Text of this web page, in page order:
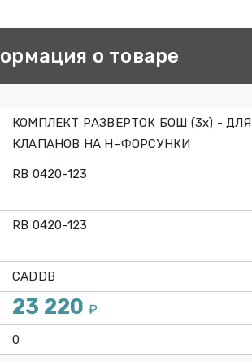
о товаре
КОМПЛЕКТ РАЗВЕРТОК БОШ (3х) - ДЛЯ
КЛАПАНОВ НА Н–ФОРСУНКИ
RB 0420-123
RB 0420-123
CADDB
23 220 ₽
0